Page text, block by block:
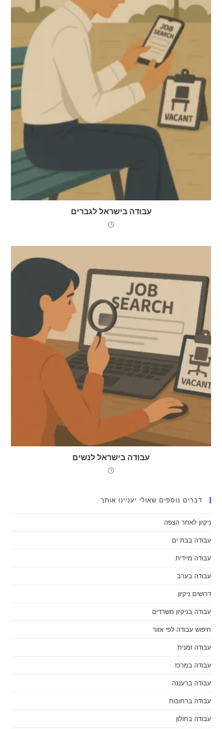
עבודה בישראל לגברים
עבודה בישראל לנשים
דברים נוספים שאולי יעניינו אותך
ניקיון לאחר הצפה
עבודה בבת ים
עבודה מיידית
עבודה בערב
דרושים ניקיון
עבודה בניקיון משרדים
חיפוש עבודה לפי אזור
עבודה זמנית
עבודה במרכז
עבודה ברעננה
עבודה ברחובות
עבודה בחולון